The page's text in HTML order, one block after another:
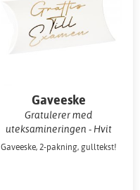
Gaveeske
Gratulerer med
uteksamineringen - Hvit
Gaveeske, 2-pakning, gulltekst!